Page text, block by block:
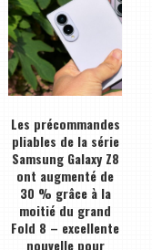
Les précommandes
pliables de la série
Samsung Galaxy Z8
ont augmenté de
30 % grâce à la
moitié du grand
Fold 8 – excellente
nouvelle pour